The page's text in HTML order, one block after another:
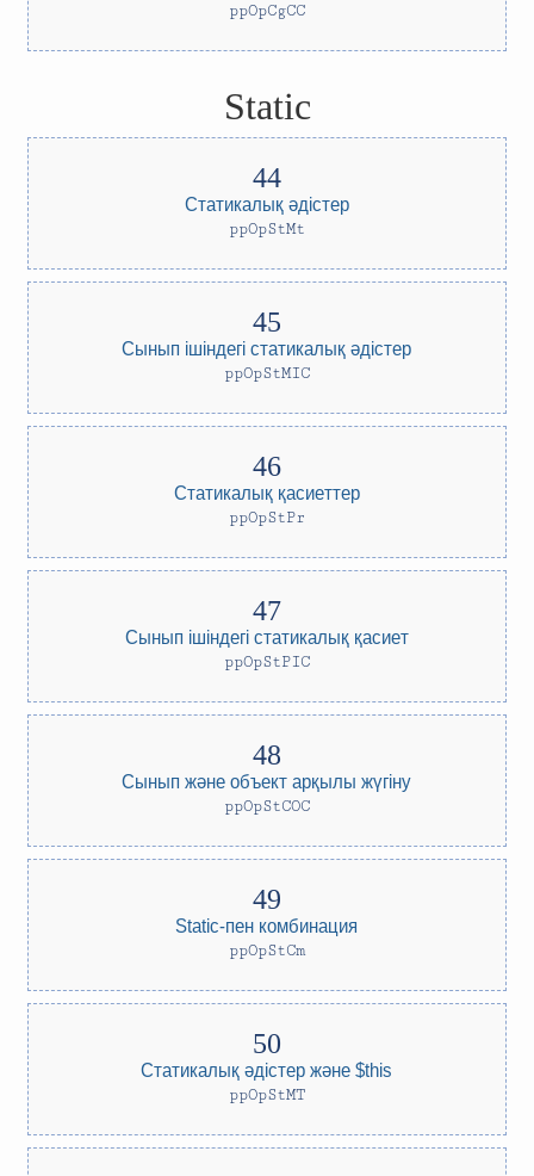
ppOpCgCC
Static
Статикалық әдістер
ppOpStMt
Сынып ішіндегі статикалық әдістер
ppOpStMIC
Статикалық қасиеттер
ppOpStPr
Сынып ішіндегі статикалық қасиет
ppOpStPIC
Сынып және объект арқылы жүгіну
ppOpStCOC
Static-пен комбинация
ppOpStCm
Статикалық әдістер және $this
ppOpStMT